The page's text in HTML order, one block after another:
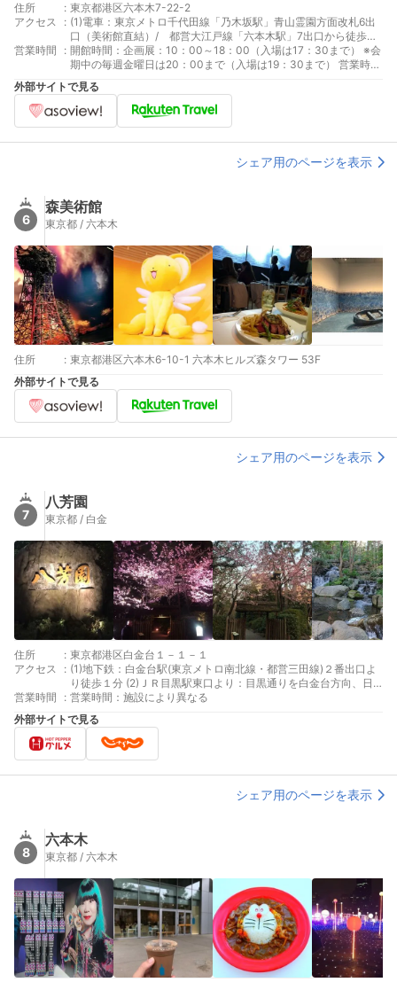
住所 : 東京都港区六本木7-22-2
アクセス
: (1)電車：東京メトロ千代田線「乃木坂駅」青山霊園方面改札6出
口（美術館直結）/ 都営大江戸線「六本木駅」7出口から徒歩約
4分 / 東京メトロ日比谷線「六本木駅」4a出口から徒歩約5分
(2)バス：都営バス「六本木駅前」下車徒歩約7分「青山斎場」下
車徒歩約5分 /港区コミュニティバス「ちぃばす」赤坂循環ルー
ト「六本木七丁目」下車徒歩約4分
営業時間 : 開館時間：企画展：10：00～18：00（入場は17：30まで） ※会
期中の毎週金曜日は20：00まで（入場は19：30まで） 営業時
間：アートライブラリー、レストラン・カフェの営業時間はＨＰ
でご確認ください 休館日：毎週火曜日（祝日又は振替休日に当た
る場合は開館、翌平日休館） ※その他、臨時休館日（年度によっ
て異なる）あり / 設備維持管理日（不定）及び年末年始 2016
外部サイトで見る
シェア用のページを表示
6
森美術館
東京都 / 六本木
住所 : 東京都港区六本木6-10-1 六本木ヒルズ森タワー 53F
外部サイトで見る
シェア用のページを表示
7
八芳園
東京都 / 白金
住所 : 東京都港区白金台１－１－１
アクセス
: (1)地下鉄：白金台駅(東京メトロ南北線・都営三田線)２番出口よ
り徒歩１分 (2)ＪＲ目黒駅東口より：目黒通りを白金台方向、日
吉坂上の信号を渡ると八芳園の正門 徒歩１５分、タクシー５分
営業時間 : 営業時間：施設により異なる
外部サイトで見る
シェア用のページを表示
8
六本木
東京都 / 六本木